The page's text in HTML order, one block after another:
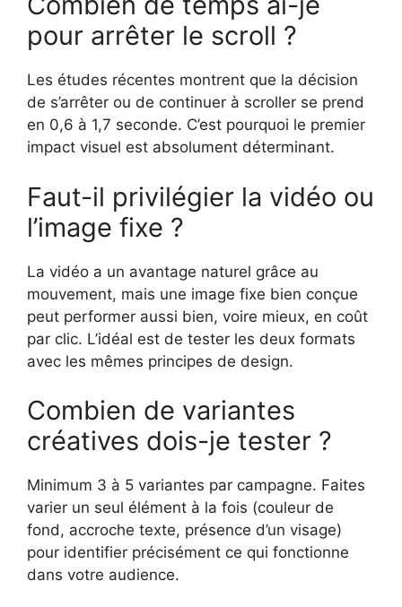
pour arrêter le scroll ?
Les études récentes montrent que la décision
de s’arrêter ou de continuer à scroller se prend
en 0,6 à 1,7 seconde. C’est pourquoi le premier
impact visuel est absolument déterminant.
Faut-il privilégier la vidéo ou
l’image fixe ?
La vidéo a un avantage naturel grâce au
mouvement, mais une image fixe bien conçue
peut performer aussi bien, voire mieux, en coût
par clic. L’idéal est de tester les deux formats
avec les mêmes principes de design.
Combien de variantes
créatives dois-je tester ?
Minimum 3 à 5 variantes par campagne. Faites
varier un seul élément à la fois (couleur de
fond, accroche texte, présence d’un visage)
pour identifier précisément ce qui fonctionne
dans votre audience.